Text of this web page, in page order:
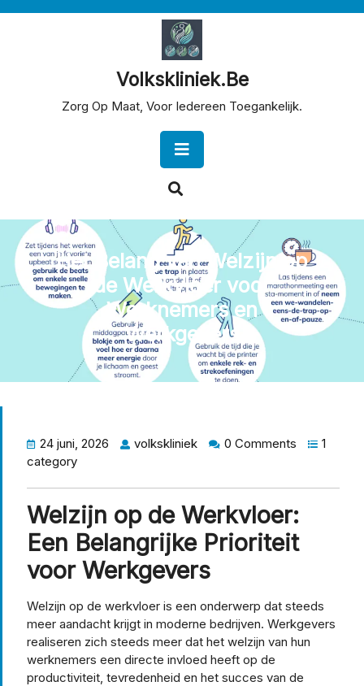
Volkskliniek.be
Zorg Op Maat, Voor Iedereen Toegankelijk.
Button
Het Belang van Welzijn op
de Werkvloer voor
Werknemers en
Werkgevers
24 juni, 2026 volkskliniek 0 Comments
1
category
Welzijn op de Werkvloer:
Een Belangrijke Prioriteit
voor Werkgevers
Welzijn op de werkvloer is een onderwerp dat steeds
meer aandacht krijgt in moderne bedrijven. Werkgevers
realiseren zich steeds meer dat het welzijn van hun
werknemers een directe invloed heeft op de
productiviteit, tevredenheid en het succes van de